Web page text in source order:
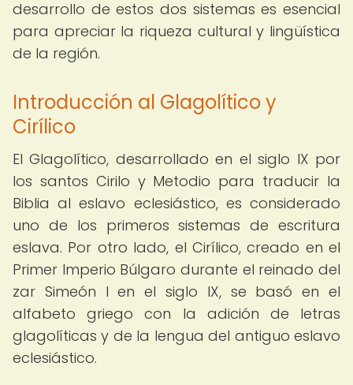
desarrollo de estos dos sistemas es esencial
para apreciar la riqueza cultural y lingüística
de la región.
Introducción al Glagolítico y
Cirílico
El Glagolítico, desarrollado en el siglo IX por
los santos Cirilo y Metodio para traducir la
Biblia al eslavo eclesiástico, es considerado
uno de los primeros sistemas de escritura
eslava. Por otro lado, el Cirílico, creado en el
Primer Imperio Búlgaro durante el reinado del
zar Simeón I en el siglo IX, se basó en el
alfabeto griego con la adición de letras
glagolíticas y de la lengua del antiguo eslavo
eclesiástico.